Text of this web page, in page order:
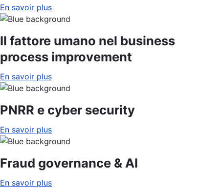
En savoir plus
Il fattore umano nel business
process improvement
En savoir plus
PNRR e cyber security
En savoir plus
Fraud governance & AI
En savoir plus